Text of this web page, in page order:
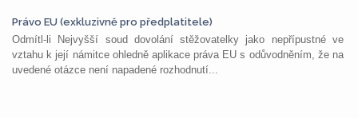
Právo EU (exkluzivně pro předplatitele)
Odmítl-li Nejvyšší soud dovolání stěžovatelky jako nepřípustné ve
vztahu k její námitce ohledně aplikace práva EU s odůvodněním, že na
uvedené otázce není napadené rozhodnutí...